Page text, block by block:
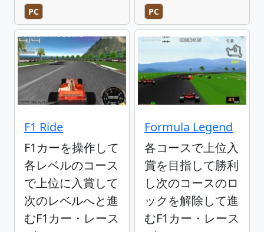
PC PC
F1 Ride
F1カーを操作して
各レベルのコース
で上位に入賞して
次のレベルへと進
むF1カー・レース
Formula Legend
各コースで上位入
賞を目指して勝利
し次のコースのロ
ックを解除して進
むF1カー・レース